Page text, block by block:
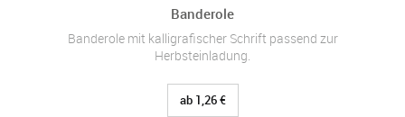
Banderole
Banderole mit kalligrafischer Schrift passend zur
Herbsteinladung.
ab 1,26 €